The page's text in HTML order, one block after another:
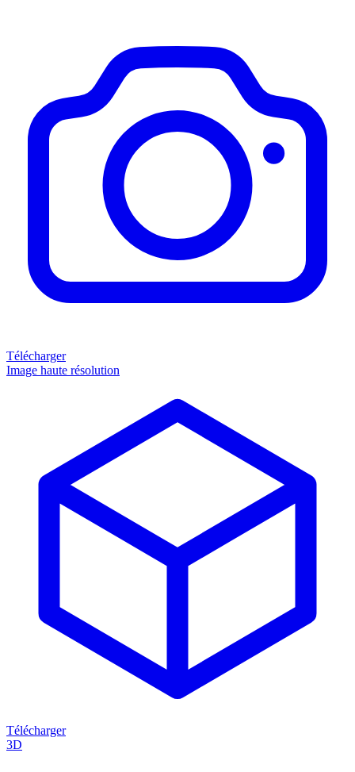
Télécharger
Image haute résolution
Télécharger
3D